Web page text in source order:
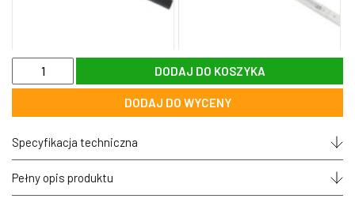
ilość
Konektor
90
biały
łącznik
do
szyny
1
fazowej
DODAJ DO KOSZYKA
DODAJ DO WYCENY
Specyfikacja techniczna
Pełny opis produktu